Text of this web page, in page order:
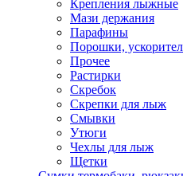
Крепления лыжные
Мази держания
Парафины
Порошки,
Прочее
Растирки
Скребок
Скрепки для лыж
Смывки
Утюги
Чехлы для лыж
Щетки